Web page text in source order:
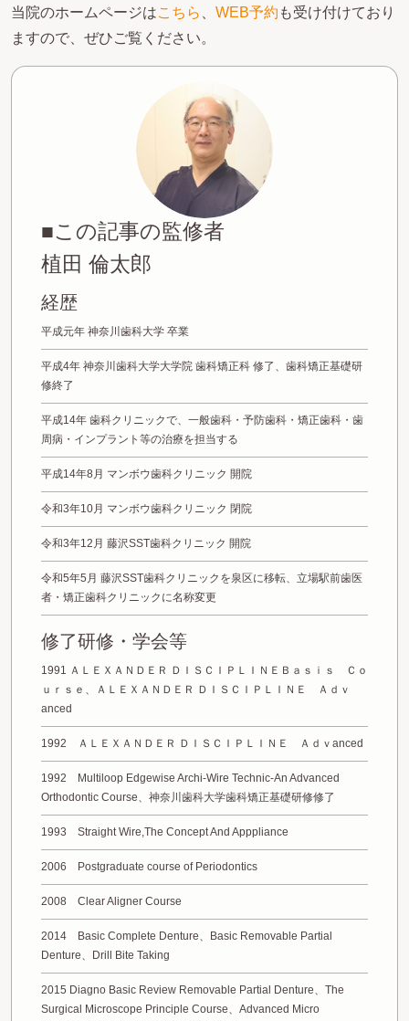
当院のホームページはこちら 、 WEB予約 も受け付けており
ますので、ぜひご覧ください。
■この記事の監修者
植田 倫太郎
経歴
平成元年 神奈川歯科大学 卒業
平成4年 神奈川歯科大学大学院 歯科矯正科 修了、歯科矯正基礎研
修終了
平成14年 歯科クリニックで、一般歯科・予防歯科・矯正歯科・歯
周病・インプラント等の治療を担当する
平成14年8月 マンボウ歯科クリニック 開院
令和3年10月 マンボウ歯科クリニック 閉院
令和3年12月 藤沢SST歯科クリニック 開院
令和5年5月 藤沢SST歯科クリニックを泉区に移転、立場駅前歯医
者・矯正歯科クリニックに名称変更
修了研修・学会等
1991 ＡＬＥＸＡＮＤＥＲ ＤＩＳＣＩＰＬＩＮＥＢａｓｉｓ Ｃｏ
ｕｒｓｅ、ＡＬＥＸＡＮＤＥＲ ＤＩＳＣＩＰＬＩＮＥ Ａｄｖ
anced
1992 ＡＬＥＸＡＮＤＥＲ ＤＩＳＣＩＰＬＩＮＥ Ａｄｖanced
1992 Multiloop Edgewise Archi-Wire Technic-An Advanced
Orthodontic Course、神奈川歯科大学歯科矯正基礎研修修了
1993 Straight Wire,The Concept And Apppliance
2006 Postgraduate course of Periodontics
2008 Clear Aligner Course
2014 Basic Complete Denture、Basic Removable Partial
Denture、Drill Bite Taking
2015 Diagno Basic Review Removable Partial Denture、The
Surgical Microscope Principle Course、Advanced Micro